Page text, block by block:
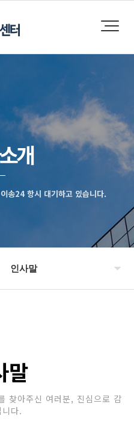
개
송24 항시 대기하고 있습니다.
인사말
말
찾아주신 여러분, 진심으로 감
니다.